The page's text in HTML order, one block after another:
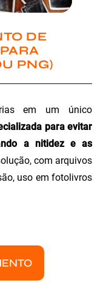
DE
PNG)
em um único
para evitar
a nitidez e as
com arquivos
uso em fotolivros